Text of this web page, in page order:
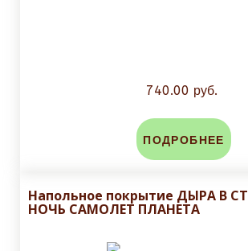
740.00 руб.
ПОДРОБНЕЕ
Напольное покрытие ДЫРА В
НОЧЬ САМОЛЕТ ПЛАНЕТА